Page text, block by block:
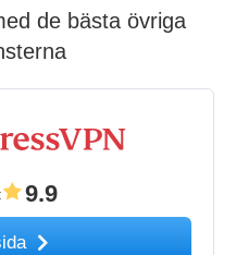
de bästa övriga
: 9.9